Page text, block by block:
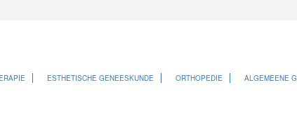
ESTHETISCHE GENEESKUNDE ORTHOPEDIE
ALGEMEENE